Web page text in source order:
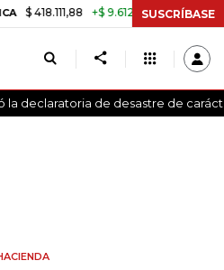
+$ 9.612,91 +2,35% TASA DE
SUSCRÍBASE
la declaratoria de desastre de